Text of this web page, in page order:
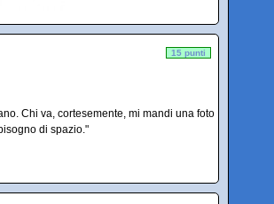
15 punti
Chi va, cortesemente, mi mandi una foto
di spazio."